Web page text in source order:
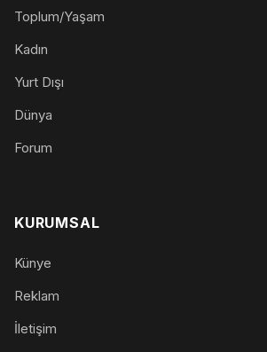
Toplum/Yaşam
Kadın
Yurt Dışı
Dünya
Forum
KURUMSAL
Künye
Reklam
İletişim